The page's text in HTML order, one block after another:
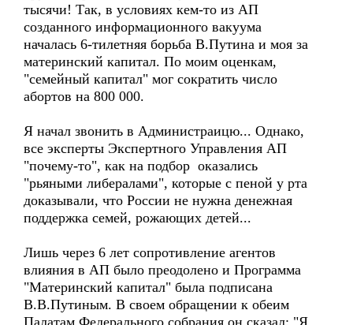
тысячи! Так, в условиях кем-то из АП
созданного информационного вакуума
началась 6-тилетняя борьба В.Путина и моя за
материнский капитал. По моим оценкам,
"семейный капитал" мог сократить число
абортов на 800 000.
Я начал звонить в Администраицю... Однако,
все эксперты Экспертного Управления АП
"почему-то", как на подбор оказались
"рьяными либералами", которые с пеной у рта
доказывали, что России не нужна денежная
поддержка семей, рожающих детей...
Лишь через 6 лет сопротивление агентов
влияния в АП было преодолено и Программа
"Материнский капитал" была подписана
В.В.Путиным. В своем обращении к обеим
Палатам Федерального собрания он сказал: "Я